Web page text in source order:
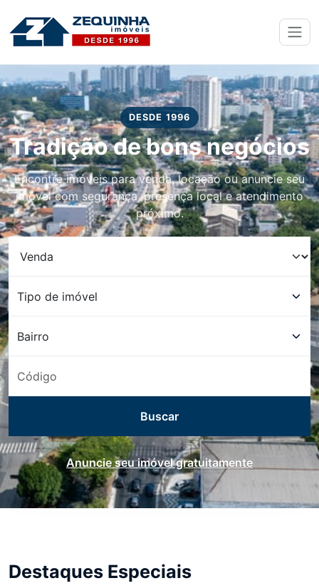
DESDE 1996
Tradição de bons negócios
Encontre imóveis para venda, locação ou anuncie seu
imóvel com segurança, presença local e atendimento
próximo.
Transação
Tipo de imóvel
Tipo de imóvel
Bairro
Bairro
Anuncie seu imóvel gratuitamente
Destaques Especiais